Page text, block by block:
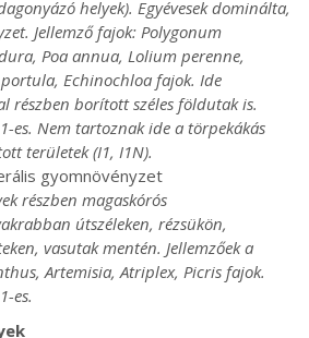
helyek). Egyévesek dominálta,
Jellemző fajok: Polygonum
Poa annua, Lolium perenne,
Echinochloa fajok. Ide
részben borított széles földutak is.
es. Nem tartoznak ide a törpekákás
területek (I1, I1N).
gyomnövényzet
részben magaskórós
útszéleken, rézsükön,
vasutak mentén. Jellemzőek a
Artemisia, Atriplex, Picris fajok.
es.